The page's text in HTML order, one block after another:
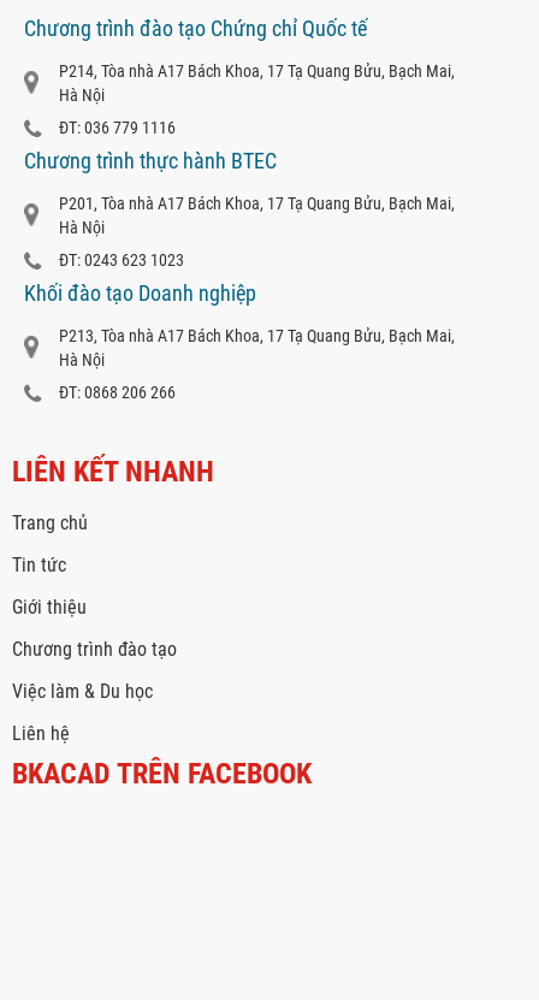
Chương trình đào tạo Chứng chỉ Quốc tế
P214, Tòa nhà A17 Bách Khoa, 17 Tạ Quang Bửu, Bạch Mai,
Hà Nội
ĐT: 036 779 1116
Chương trình thực hành BTEC
P201, Tòa nhà A17 Bách Khoa, 17 Tạ Quang Bửu, Bạch Mai,
Hà Nội
ĐT: 0243 623 1023
Khối đào tạo Doanh nghiệp
P213, Tòa nhà A17 Bách Khoa, 17 Tạ Quang Bửu, Bạch Mai,
Hà Nội
ĐT: 0868 206 266
LIÊN KẾT NHANH
Trang chủ
Tin tức
Giới thiệu
Chương trình đào tạo
Việc làm & Du học
Liên hệ
BKACAD TRÊN FACEBOOK